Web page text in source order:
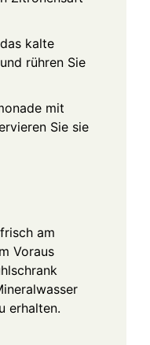
kalte
rühren Sie
mit
Sie sie
am
Voraus
erhalten.